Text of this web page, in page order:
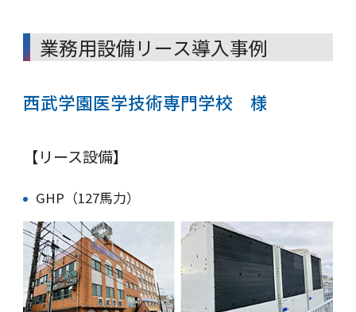
業務用設備リース導入事例
西武学園医学技術専門学校 様
【リース設備】
GHP（127馬力）